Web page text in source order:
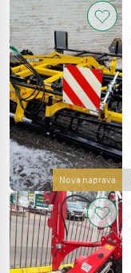
Nova naprava